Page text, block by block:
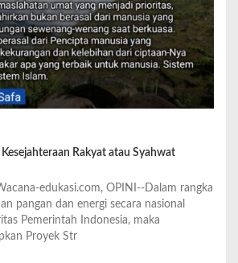
Rakyat atau Syahwat
edukasi.com, OPINI--Dalam rangka
pangan dan energi secara nasional
Pemerintah Indonesia, maka
Proyek Str